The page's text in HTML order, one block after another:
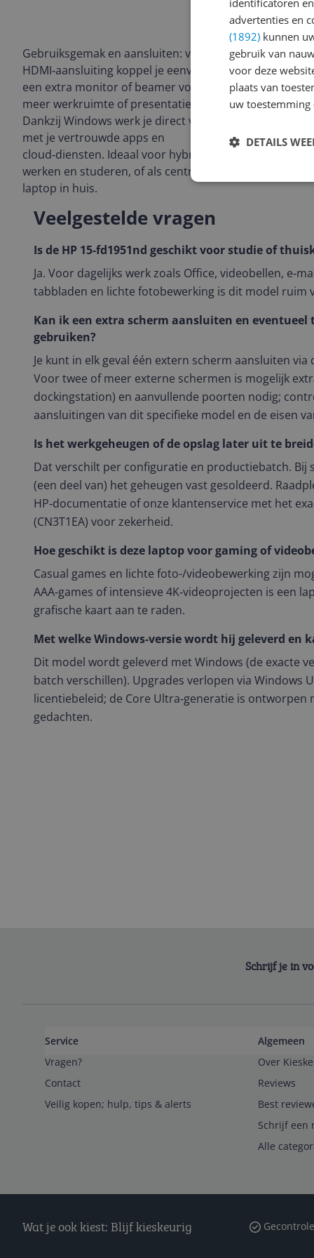
Ook lichte
probleem.
Gebruiksgemak en aansluiten: via de
HDMI‑aansluiting koppel je eenvoudig
een extra monitor of beamer voor
meer werkruimte of presentaties.
Dankzij Windows werk je direct verder
met je vertrouwde apps en
cloud‑diensten. Ideaal voor hybride
werken en studeren, of als centrale
laptop in huis.
Veelgestelde vragen
Is de HP 15-fd1951nd geschikt voor studie of
Ja. Voor dagelijks werk zoals Office, videobellen,
tabbladen en lichte fotobewerking is dit model ruim
Kan ik een extra scherm aansluiten en
gebruiken?
Je kunt in elk geval één extern scherm aansluiten via
Voor twee of meer externe schermen is mogelijk
dockingstation) en aanvullende poorten nodig;
aansluitingen van dit specifieke model en de eisen
Is het werkgeheugen of de opslag later uit te
Dat verschilt per configuratie en productiebatch. Bij
(een deel van) het geheugen vast gesoldeerd.
HP‑documentatie of onze klantenservice met het
(CN3T1EA) voor zekerheid.
Hoe geschikt is deze laptop voor gaming of
Casual games en lichte foto-/videobewerking zijn
AAA‑games of intensieve 4K‑videoprojecten is een
grafische kaart aan te raden.
Met welke Windows‑versie wordt hij geleverd en
Dit model wordt geleverd met Windows (de exacte
batch verschillen). Upgrades verlopen via Windows
licentiebeleid; de Core Ultra‑generatie is ontworpen
gedachten.
Schrijf je in
Service
Vragen?
Contact
Veilig kopen; hulp, tips & alerts
Algemeen
Over
Reviews
Best
Schrijf een
Alle
Wat je ook kiest: Blijf kieskeurig
identificatoren
advertenties en
(1892) kunnen
gebruik van
voor deze
plaats van
uw
DETAILS